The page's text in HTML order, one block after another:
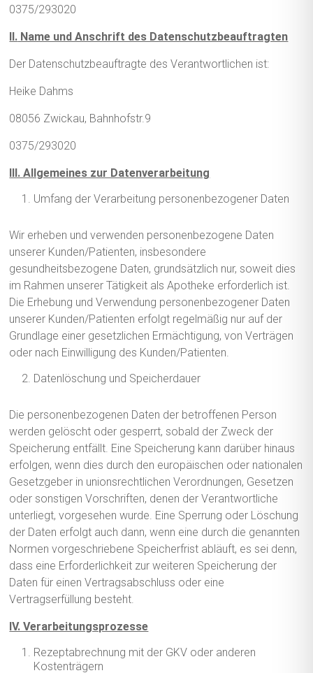
0375/293020
II. Name und Anschrift des Datenschutzbeauftragten
Der Datenschutzbeauftragte des Verantwortlichen ist:
Heike Dahms
08056 Zwickau, Bahnhofstr.9
0375/293020
III. Allgemeines zur Datenverarbeitung
Umfang der Verarbeitung personenbezogener Daten
Wir erheben und verwenden personenbezogene Daten
unserer Kunden/Patienten, insbesondere
gesundheitsbezogene Daten, grundsätzlich nur, soweit dies
im Rahmen unserer Tätigkeit als Apotheke erforderlich ist.
Die Erhebung und Verwendung personenbezogener Daten
unserer Kunden/Patienten erfolgt regelmäßig nur auf der
Grundlage einer gesetzlichen Ermächtigung, von Verträgen
oder nach Einwilligung des Kunden/Patienten.
Datenlöschung und Speicherdauer
Die personenbezogenen Daten der betroffenen Person
werden gelöscht oder gesperrt, sobald der Zweck der
Speicherung entfällt. Eine Speicherung kann darüber hinaus
erfolgen, wenn dies durch den europäischen oder nationalen
Gesetzgeber in unionsrechtlichen Verordnungen, Gesetzen
oder sonstigen Vorschriften, denen der Verantwortliche
unterliegt, vorgesehen wurde. Eine Sperrung oder Löschung
der Daten erfolgt auch dann, wenn eine durch die genannten
Normen vorgeschriebene Speicherfrist abläuft, es sei denn,
dass eine Erforderlichkeit zur weiteren Speicherung der
Daten für einen Vertragsabschluss oder eine
Vertragserfüllung besteht.
IV. Verarbeitungsprozesse
Rezeptabrechnung mit der GKV oder anderen
Kostenträgern